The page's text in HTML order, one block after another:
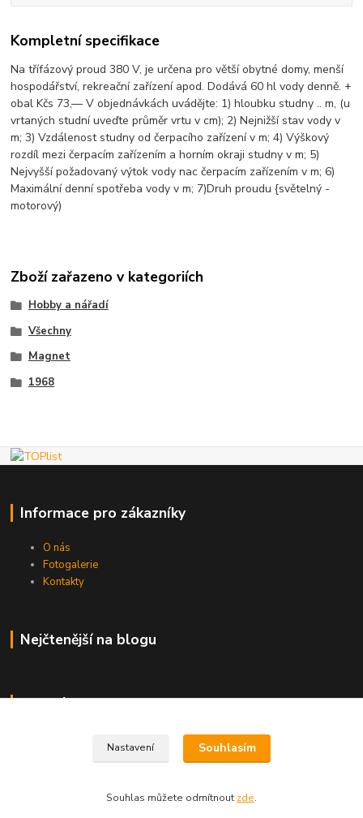
Kompletní specifikace
Na třífázový proud 380 V, je určena pro větší obytné domy, menší
hospodářství, rekreační zařízení apod. Dodává 60 hl vody denně. +
obal Kčs 73,— V objednávkách uvádějte: 1) hloubku studny .. m, (u
vrtaných studní uveďte průměr vrtu v cm); 2) Nejnižší stav vody v
m; 3) Vzdálenost studny od čerpacího zařízení v m; 4) Výškový
rozdíl mezi čerpacím zařízením a horním okraji studny v m; 5)
Nejvyšší požadovaný výtok vody nac čerpacím zařízením v m; 6)
Maximální denní spotřeba vody v m; 7)Druh proudu {světelný -
motorový)
Zboží zařazeno v kategoriích
Hobby a nářadí
Všechny
Magnet
1968
Informace pro zákazníky
O nás
Fotogalerie
Kontakty
Nejčtenější na blogu
Kde nás najdete
Nastavení Souhlasím
Souhlas můžete odmítnout zde.